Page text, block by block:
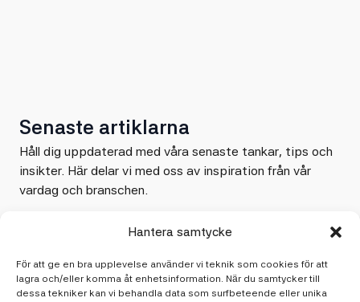
Hantera samtycke
För att ge en bra upplevelse använder vi teknik som cookies för att
lagra och/eller komma åt enhetsinformation. När du samtycker till
dessa tekniker kan vi behandla data som surfbeteende eller unika
Senaste artiklarna
Håll dig uppdaterad med våra senaste tankar, tips och
insikter. Här delar vi med oss av inspiration från vår
vardag och branschen.